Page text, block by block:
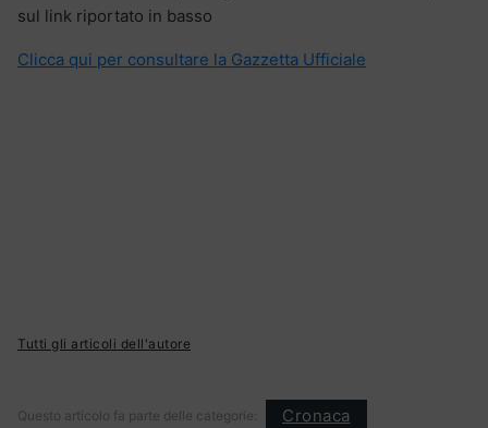
sul link riportato in basso
Clicca qui per consultare la Gazzetta Ufficiale
Tutti gli articoli dell'autore
Questo articolo fa parte delle categorie: Cronaca